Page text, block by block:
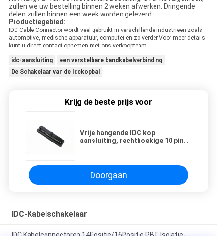
zullen we uw bestelling binnen 2 weken afwerken. Dringende
delen zullen binnen een week worden geleverd.
Productiegebied:
IDC Cable Connector wordt veel gebruikt in verschillende industrieën zoals
automotive, medische apparatuur, computer en zo verder.Voor meer details
kunt u direct contact opnemen met ons verkoopteam.
idc-aansluiting
een verstelbare bandkabelverbinding
De Schakelaar van de Idckopbal
Krijg de beste prijs voor
Vrije hangende IDC kop
aansluiting, rechthoekige 10 pin
Doorgaan
IDC-Kabelschakelaar